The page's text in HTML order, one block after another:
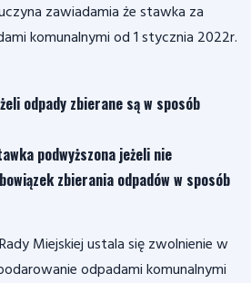
zawiadamia że stawka za
komunalnymi od 1 stycznia 2022r.
odpady zbierane są w sposób
podwyższona jeżeli nie
zbierania odpadów w sposób
Miejskiej ustala się zwolnienie w
odpadami komunalnymi